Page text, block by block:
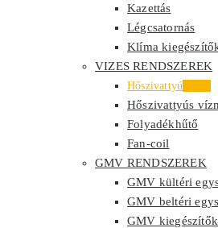
Kazettás
Légcsatornás
Klíma
VIZES RENDSZEREK
Hőszivattyú
Hőszivattyús
Folyadékhűtő
Fan-coil
GMV RENDSZEREK
GMV kültéri
GMV beltéri
GMV kiegészítők